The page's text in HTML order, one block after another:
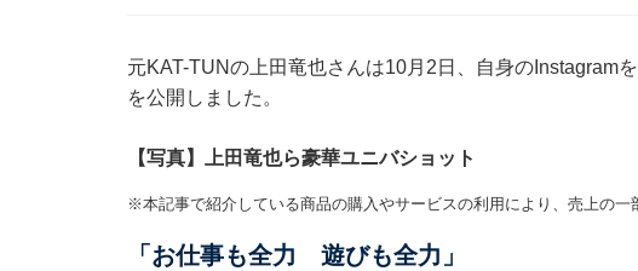
元KAT-TUNの上田竜也さんは10月2日、自身のInstagram
を公開しました。
【写真】上田竜也ら豪華ユニバショット
※本記事で紹介している商品の購入やサービスの利用により、売上の一
「お仕事も全力 遊びも全力」